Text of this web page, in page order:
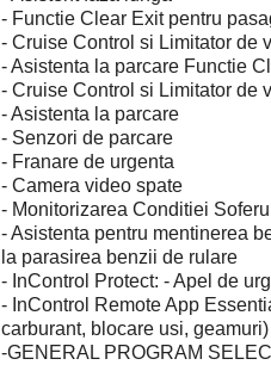
- Functie Clear Exit pentru
- Cruise Control si Limitator de
- Asistenta la parcare Functie
- Cruise Control si Limitator de
- Asistenta la parcare
- Senzori de parcare
- Franare de urgenta
- Camera video spate
- Monitorizarea Conditiei
- Asistenta pentru mentinerea
la parasirea benzii de rulare
- InControl Protect: - Apel de
- InControl Remote App
carburant, blocare usi, geamuri)
-GENERAL PROGRAM